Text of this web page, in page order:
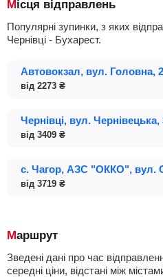
Місця відправлень
Популярні зупинки, з яких відправляються маршрутки
Чернівці - Бухарест.
Автовокзал, вул. Головна,
від 2273 ₴
с. Чагор, АЗС "ОККО", вул.
від 3719 ₴
від 3409 ₴
Маршрут
Зведені дані про час
середні ціни, відстані між